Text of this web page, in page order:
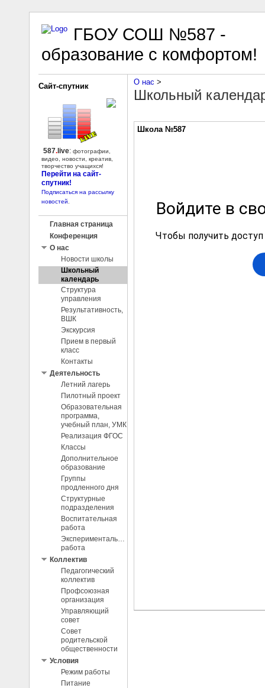
ГБОУ СОШ №587 -
образование с комфортом!
Сайт-спутник
587. live: фотографии,
видео, новости, креатив,
творчество учащихся!
Перейти на сайт-
спутник!
Подписаться на рассылку
новостей
Главная страница
Конференция
О нас
Новости школы
Школьный
календарь
Структура
управления
Результативность,
ВШК
Экскурсия
Прием в первый
класс
Контакты
Деятельность
Летний лагерь
Пилотный проект
Образовательная
программа,
учебный план, УМК
Реализация ФГОС
Классы
Дополнительное
образование
Группы
продленного дня
Структурные
подразделения
Воспитательная
работа
Экспериментальная
работа
Коллектив
Педагогический
коллектив
Профсоюзная
организация
Управляющий
совет
Совет
родительской
общественности
Условия
Режим работы
Питание
О нас ‎ > ‎
Школьный
Школа №587